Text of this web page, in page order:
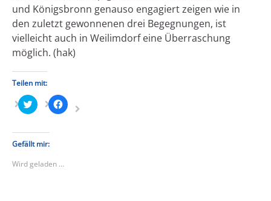
und Königsbronn genauso engagiert zeigen wie in
den zuletzt gewonnenen drei Begegnungen, ist
vielleicht auch in Weilimdorf eine Überraschung
möglich. (hak)
Teilen mit:
Klick,
um
zu
teilen
(Wird
neuem
Klick,
um
neuem
Gefällt mir:
Wird geladen …